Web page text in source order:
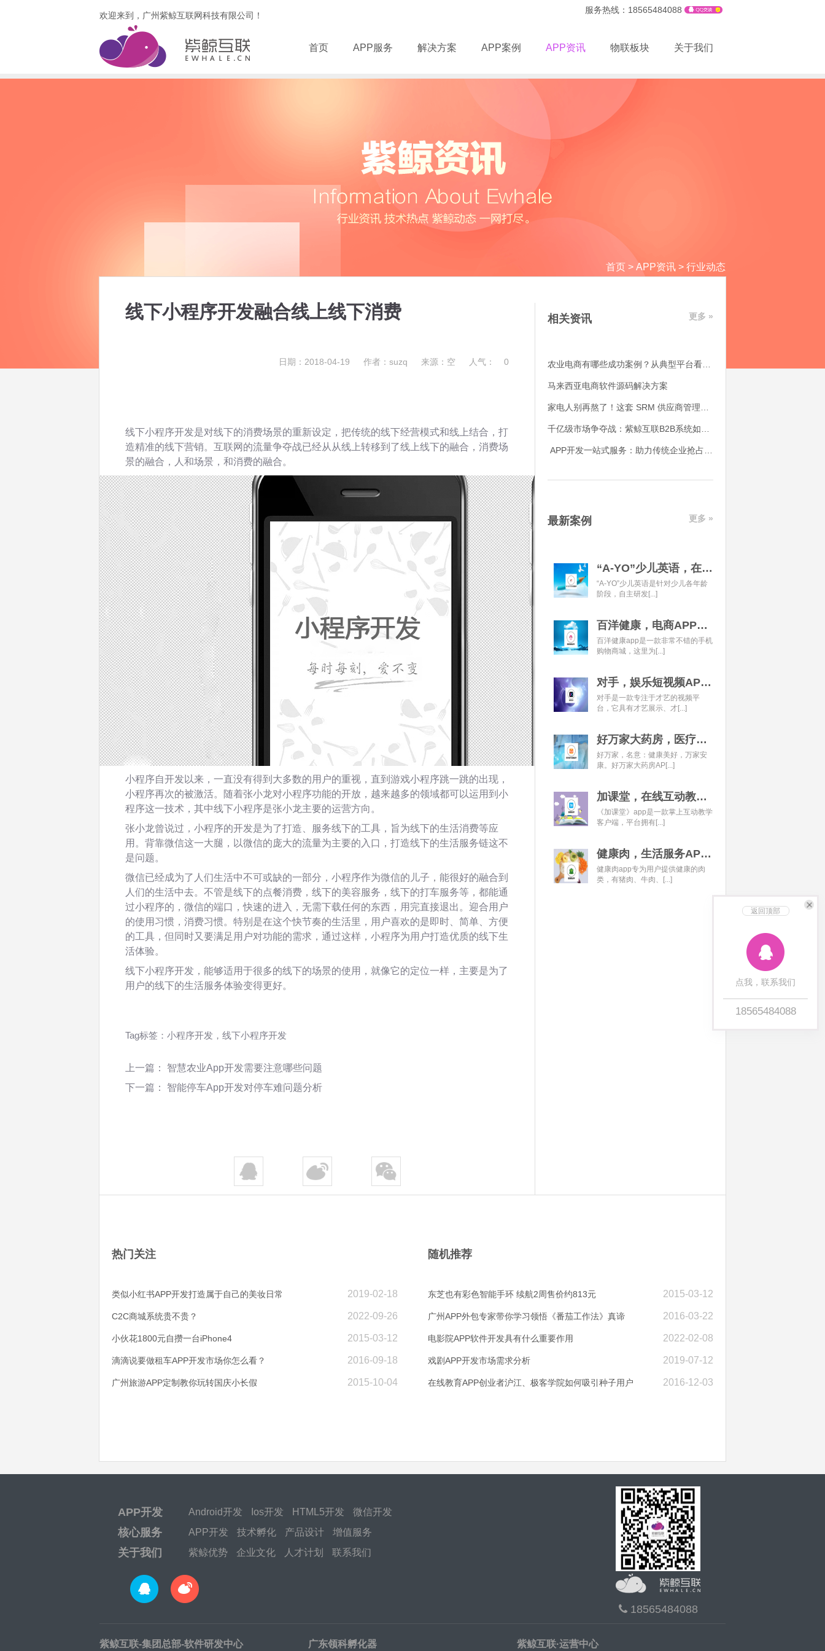
欢迎来到，广州紫鲸互联网科技有限公司！
服务热线：18565484088
首页 APP服务 解决方案 APP案例 APP资讯 物联板块 关于我们
返回顶部
点我，联系我们
18565484088
首页 > APP资讯 > 行业动态
线下小程序开发融合线上线下消费
日期：2018-04-19 作者：suzq 来源：空 人气： 0
线下小程序开发是对线下的消费场景的重新设定，把传统的线下经营模式和线上结合，打
造精准的线下营销。互联网的流量争夺战已经从从线上转移到了线上线下的融合，消费场
景的融合，人和场景，和消费的融合。
小程序自开发以来，一直没有得到大多数的用户的重视，直到游戏小程序跳一跳的出现，
小程序再次的被激活。随着张小龙对小程序功能的开放，越来越多的领域都可以运用到小
程序这一技术，其中线下小程序是张小龙主要的运营方向。
张小龙曾说过，小程序的开发是为了打造、服务线下的工具，旨为线下的生活消费等应
用。背靠微信这一大腿，以微信的庞大的流量为主要的入口，打造线下的生活服务链这不
是问题。
微信已经成为了人们生活中不可或缺的一部分，小程序作为微信的儿子，能很好的融合到
人们的生活中去。不管是线下的点餐消费，线下的美容服务，线下的打车服务等，都能通
过小程序的，微信的端口，快速的进入，无需下载任何的东西，用完直接退出。迎合用户
的使用习惯，消费习惯。特别是在这个快节奏的生活里，用户喜欢的是即时、简单、方便
的工具，但同时又要满足用户对功能的需求，通过这样，小程序为用户打造优质的线下生
活体验。
线下小程序开发，能够适用于很多的线下的场景的使用，就像它的定位一样，主要是为了
用户的线下的生活服务体验变得更好。
Tag标签： 小程序开发，线下小程序开发
上一篇： 智慧农业App开发需要注意哪些问题
下一篇： 智能停车App开发对停车难问题分析
相关资讯 更多 »
马来西亚电商软件源码解决方案
最新案例 更多 »
“A-YO”少儿英语，在线语言学习平台开发经典案例
“A-YO”少儿英语是针对少儿各年龄
阶段，自主研发[...]
百洋健康，电商APP开发经典案例
百洋健康app是一款非常不错的手机
购物商城，这里为[...]
对手，娱乐短视频APP开发经典案例
对手是一款专注于才艺的视频平
台，它具有才艺展示、才[...]
好万家大药房，医疗健康APP开发经典案例
好万家，名意：健康美好，万家安
康。好万家大药房AP[...]
加课堂，在线互动教育APP经典案例
《加课堂》app是一款掌上互动教学
客户端，平台拥有[...]
健康肉，生活服务APP开发经典案例
健康肉app专为用户提供健康的肉
类，有猪肉、牛肉、[...]
热门关注
2019-02-18
类似小红书APP开发打造属于自己的美妆日常
2022-09-26
C2C商城系统贵不贵？
2015-03-12
小伙花1800元自攒一台iPhone4
2016-09-18
滴滴说要做租车APP开发市场你怎么看？
2015-10-04
广州旅游APP定制教你玩转国庆小长假
随机推荐
2015-03-12
东芝也有彩色智能手环 续航2周售价约813元
2016-03-22
广州APP外包专家带你学习领悟《番茄工作法》真谛
2022-02-08
电影院APP软件开发具有什么重要作用
2019-07-12
戏剧APP开发市场需求分析
2016-12-03
在线教育APP创业者沪江、极客学院如何吸引种子用户
APP开发 Android开发 Ios开发 HTML5开发 微信开发
核心服务 APP开发 技术孵化 产品设计 增值服务
关于我们 紫鲸优势 企业文化 人才计划 联系我们
18565484088
紫鲸互联-集团总部-软件研发中心 广东领科孵化器 紫鲸互联·运营中心